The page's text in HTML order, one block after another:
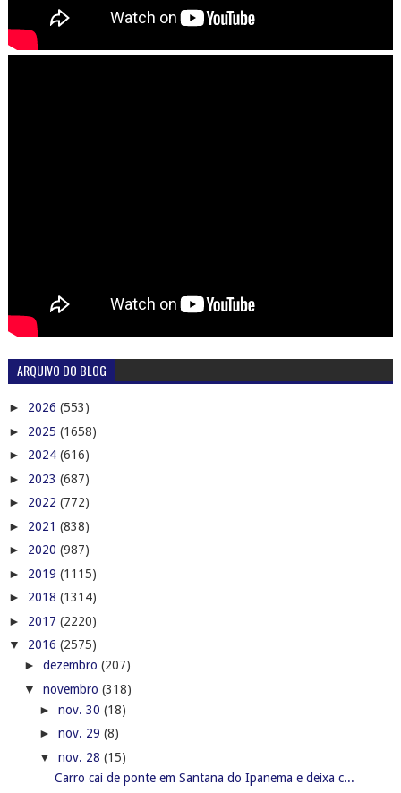
ARQUIVO DO BLOG
► 2026 (553)
► 2025 (1658)
► 2024 (616)
► 2023 (687)
► 2022 (772)
► 2021 (838)
► 2020 (987)
► 2019 (1115)
► 2018 (1314)
► 2017 (2220)
▼ 2016 (2575)
► dezembro (207)
▼ novembro (318)
► nov. 30 (18)
► nov. 29 (8)
▼ nov. 28 (15)
Carro cai de ponte em Santana do Ipanema e deixa c...